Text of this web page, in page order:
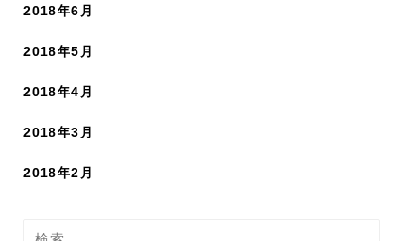
2018年6月
2018年5月
2018年4月
2018年3月
2018年2月
検